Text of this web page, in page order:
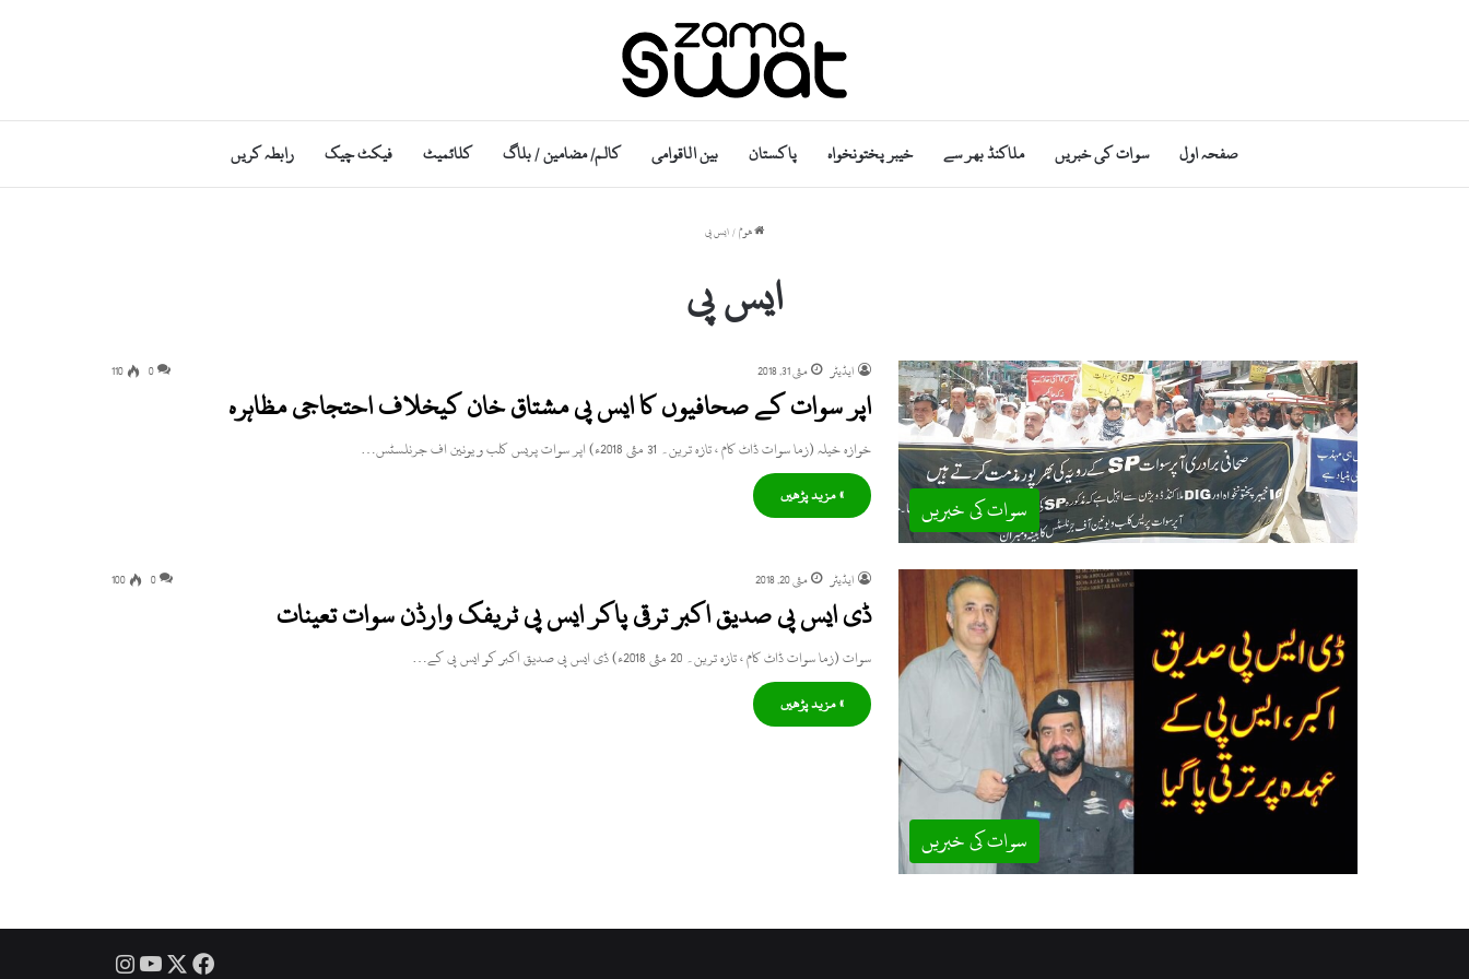
صفحہ اول سوات کی خبریں ملاکنڈ بھر سے خیبر پختونخواہ پاکستان بین الاقوامی کالم/ مضامین / بلاگ کلائمیٹ فیکٹ چیک رابطہ کریں
ھوم/ایس پی
ایس پی
سوات کی خبریں
ایڈیٹر مئی 31, 2018 0
110
اپر سوات کے صحافیوں کا ایس پی مشتاق خان کیخلاف احتجاجی مظاہرہ
خوازہ خیلہ (زما سوات ڈاٹ کام ، تازہ ترین۔ 31 مئی 2018ء) اپر سوات پریس کلب و یونین اف جرنلسٹس…
» مزید پڑھیں
سوات کی خبریں
ایڈیٹر مئی 20, 2018 0
100
ڈی ایس پی صدیق اکبر ترقی پاکر ایس پی ٹریفک وارڈن سوات تعینات
سوات (زما سوات ڈاٹ کام ، تازہ ترین۔ 20 مئی 2018ء) ڈی ایس پی صدیق اکبر کو ایس پی کے…
» مزید پڑھیں
Facebook
X
YouTube